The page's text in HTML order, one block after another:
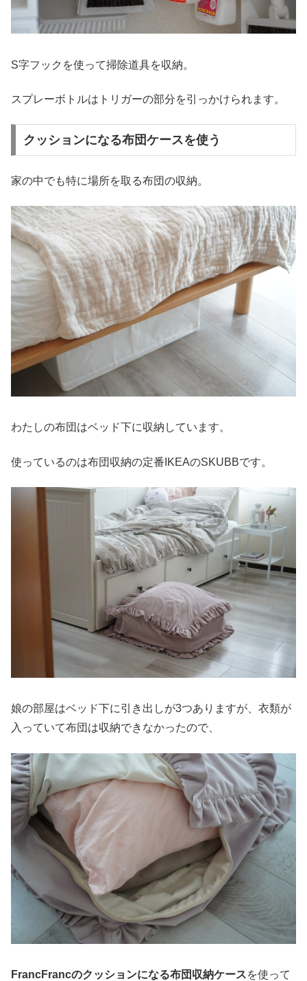
S字フックを使って掃除道具を収納。
スプレーボトルはトリガーの部分を引っかけられます。
クッションになる布団ケースを使う
家の中でも特に場所を取る布団の収納。
わたしの布団はベッド下に収納しています。
使っているのは布団収納の定番IKEAのSKUBBです。
娘の部屋はベッド下に引き出しが3つありますが、衣類が
入っていて布団は収納できなかったので、
FrancFrancのクッションになる布団収納ケースを使って